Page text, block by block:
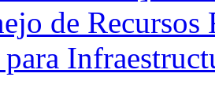
de Recursos
para